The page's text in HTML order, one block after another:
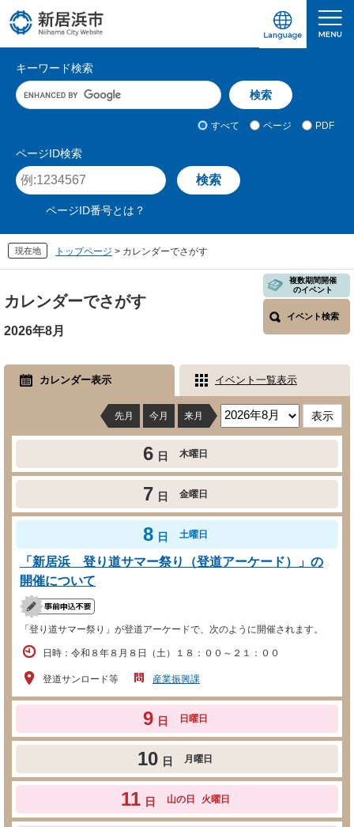
ー
ニ
愛媛県新居浜市ホームページ｜四国屈指の臨海
キーワード検索
キ
ー
ド
力
すべて ページ PDF
ページID検索
ペ
ー
D
を
ページID番号とは？
現在地 トップページ > カレンダーでさがす
文
カレンダーでさがす
複数期間開催
のイベント
イベント検索
2026年8月
カレンダー表示 イベント一覧表示
先月 今月 来月
6 日 木曜日
7 日 金曜日
8 日 土曜日
「新居浜 登り道サマー祭り（登道アーケード）」の
開催について
「登り道サマー祭り」が登道アーケードで、次のように開催されます。
日時：令和８年８月８日（土）１８：００～２１：００
登道サンロード等 産業振興課
9 日 日曜日
10 日 月曜日
11 日 山の日 火曜日